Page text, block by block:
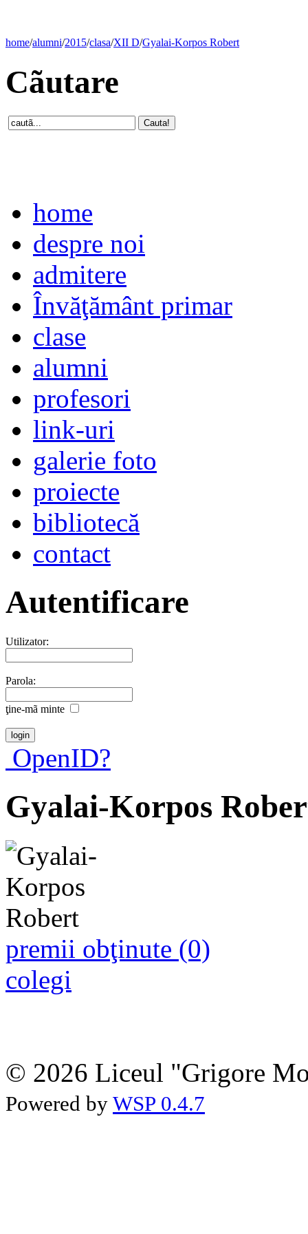
home/alumni/2015/clasa/XII D/Gyalai-Korpos Robert
Cãutare
home
despre noi
admitere
Învăţământ primar
clase
alumni
profesori
link-uri
galerie foto
proiecte
bibliotecă
contact
Autentificare
Utilizator:
Parola:
ţine-mã minte
OpenID?
Gyalai-Korpos
premii obţinute (0)
colegi
© 2026 Liceul "Grigore
Powered by WSP 0.4.7